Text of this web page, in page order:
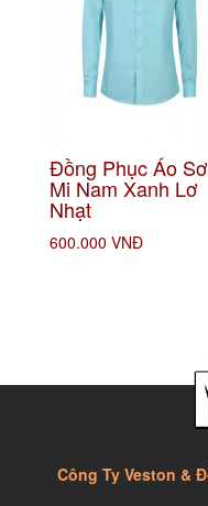
Đồng Phục Áo Sơ
Mi Nam Xanh Lơ
Nhạt
600.000 VNĐ
Công Ty Veston &